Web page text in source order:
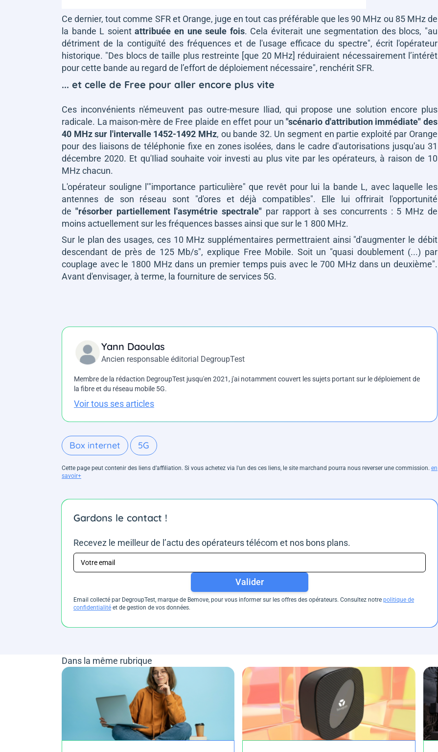
Ce dernier, tout comme SFR et Orange, juge en tout cas préférable que les 90 MHz ou 85 MHz de
la bande L soientattribuée en une seule fois. Cela éviterait une segmentation des blocs, "au
détriment de la contiguïté des fréquences et de l'usage efficace du spectre", écrit l'opérateur
historique. "Des blocs de taille plus restreinte [que 20 MHz] réduiraient nécessairement l’intérêt
pour cette bande au regard de l’effort de déploiement nécessaire", renchérit SFR.
... et celle de Free pour aller encore plus vite
Ces inconvénients n'émeuvent pas outre-mesure Iliad, qui propose une solution encore plus
radicale. La maison-mère de Free plaide en effet pour un"scénario d'attribution immédiate" des
40 MHz sur l'intervalle 1452-1492 MHz, ou bande 32. Un segment en partie exploité par Orange
pour des liaisons de téléphonie fixe en zones isolées, dans le cadre d'autorisations jusqu'au 31
décembre 2020. Et qu'Iliad souhaite voir investi au plus vite par les opérateurs, à raison de 10
MHz chacun.
L'opérateur souligne l'"importance particulière" que revêt pour lui la bande L, avec laquelle les
antennes de son réseau sont "d'ores et déjà compatibles". Elle lui offrirait l'opportunité
de "résorber partiellement l'asymétrie spectrale" par rapport à ses concurrents : 5 MHz de
moins actuellement sur les fréquences basses ainsi que sur le 1 800 MHz.
Sur le plan des usages, ces 10 MHz supplémentaires permettraient ainsi "d'augmenter le débit
descendant de près de 125 Mb/s", explique Free Mobile. Soit un "quasi doublement (...) par
couplage avec le 1800 MHz dans un premier temps puis avec le 700 MHz dans un deuxième".
Avant d'envisager, à terme, la fourniture de services 5G.
Yann Daoulas
Ancien responsable éditorial DegroupTest
Membre de la rédaction DegroupTest jusqu'en 2021, j'ai notamment couvert les sujets portant sur le déploiement de
la fibre et du réseau mobile 5G.
Voir tous ses articles
Box internet 5G
Cette page peut contenir des liens d’affiliation. Si vous achetez via l'un des ces liens, le site marchand pourra nous reverser une commission. en
savoir+
Gardons le contact !
Recevez le meilleur de l’actu des opérateurs télécom et nos bons plans.
Valider
Email collecté par DegroupTest, marque de Bemove, pour vous informer sur les offres des opérateurs. Consultez notre politique de
confidentialité et de gestion de vos données.
Dans la même rubrique